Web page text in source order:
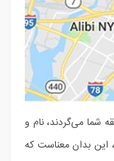
شما می‌گردند، نام و
این بدان معناست که